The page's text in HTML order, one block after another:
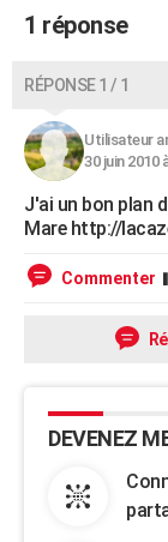
Dictionnaire
Biographies
Citations
Expressions
Proverbes
COPAINS D'AVANT
S'inscrire
Se connecter
Lycées
Collèges
Primaires
Universités
Entreprises
Service militaire
Avis de recherche
AVIS DE DÉCÈS
Bricolage
Lifestyle
Culture
Sport
Auto
Television
Voyage
Cinema
1 réponse
RÉPONSE 1 / 1
Utilisateur
30 juin 2010
J'ai un bon plan
Mare http://
Commenter
DEVENEZ